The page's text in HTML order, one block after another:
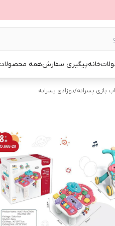
خانهپیگیری سفارشهمه
بازی پسرانه/نوزادی پسرانه